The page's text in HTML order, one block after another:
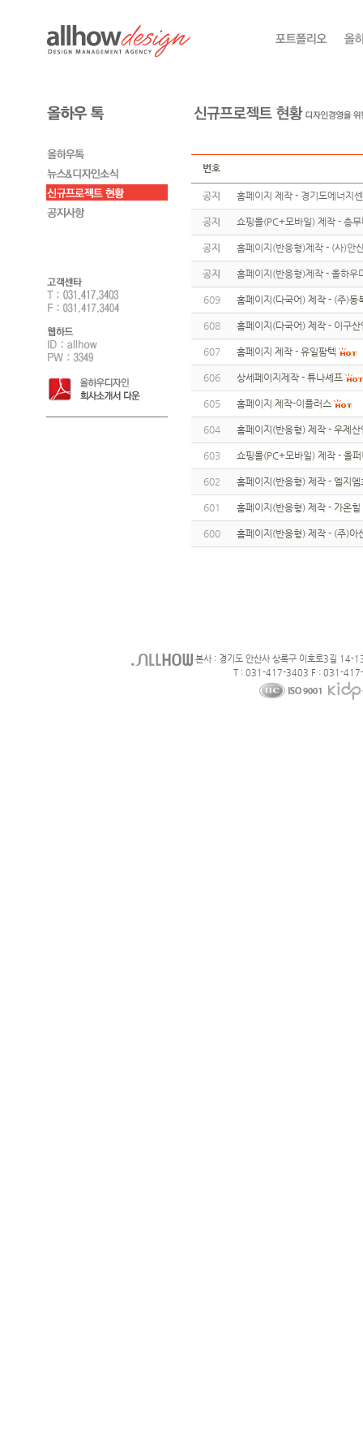
번호
공지 홈페이지 제작 - 경기도에너지
공지 쇼핑몰(PC+모바일) 제작 - 총
공지 홈페이지(반응형)제작 - (사)안
공지 홈페이지(반응형)제작 - 올하우
609 홈페이지(다국어) 제작 - (주)동
608 홈페이지(다국어) 제작 - 이구산
607 홈페이지 제작 - 유일팜텍
606 상세페이지제작 - 튜나셰프
605 홈페이지 제작-이플러스
604 홈페이지(반응형) 제작 - 우제산
603 쇼핑몰(PC+모바일) 제작 - 올
602 홈페이지(반응형) 제작 - 엘지엠
601 홈페이지(반응형) 제작 - 가온힐
600 홈페이지(반응형) 제작 - (주)아
본사 : 경기도 안산사 상록구 이호로3길 14-
T : 031-417-3403 F : 031-